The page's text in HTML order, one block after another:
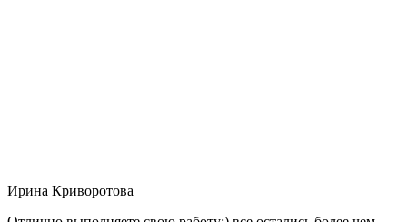
Ирина Криворотова